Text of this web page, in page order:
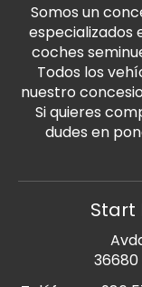
Somos un
especializados
coches
Todos los
nuestro
Si quieres
dudes en
Start